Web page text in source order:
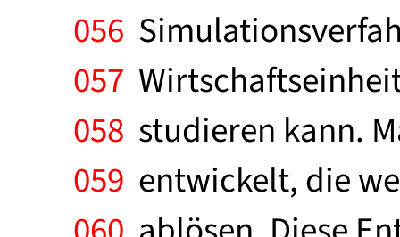
056
057
058 studieren kann.
059 entwickelt, die